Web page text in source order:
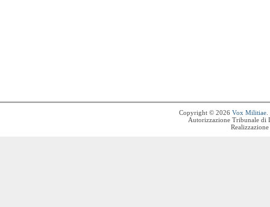
Copyright © 2026 Vox Militiae
Autorizzazione Tribunale di